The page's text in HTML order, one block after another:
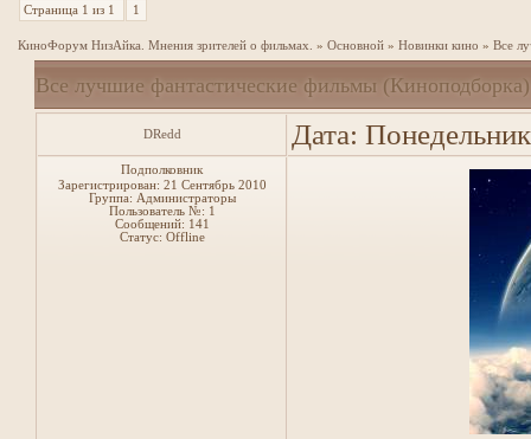
Страница 1 из 1 1
КиноФорум НизАйка. Мнения зрителей о фильмах. » Основной » Новинки кино » Все
Все лучшие фантастические фильмы
DRedd Дата:
Подполковник
Зарегистрирован: 21 Сентябрь 2010
Группа: Администраторы
Пользователь №: 1
Сообщений: 141
Статус: Offline